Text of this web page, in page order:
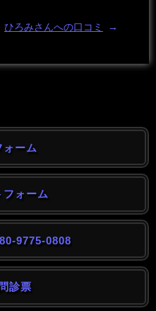
ひろみさんへの口コミ →
ォーム
フォーム
9775-0808
診票